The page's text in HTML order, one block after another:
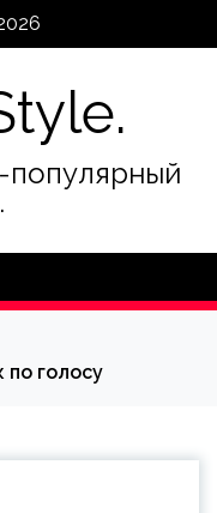
популярный
по голосу